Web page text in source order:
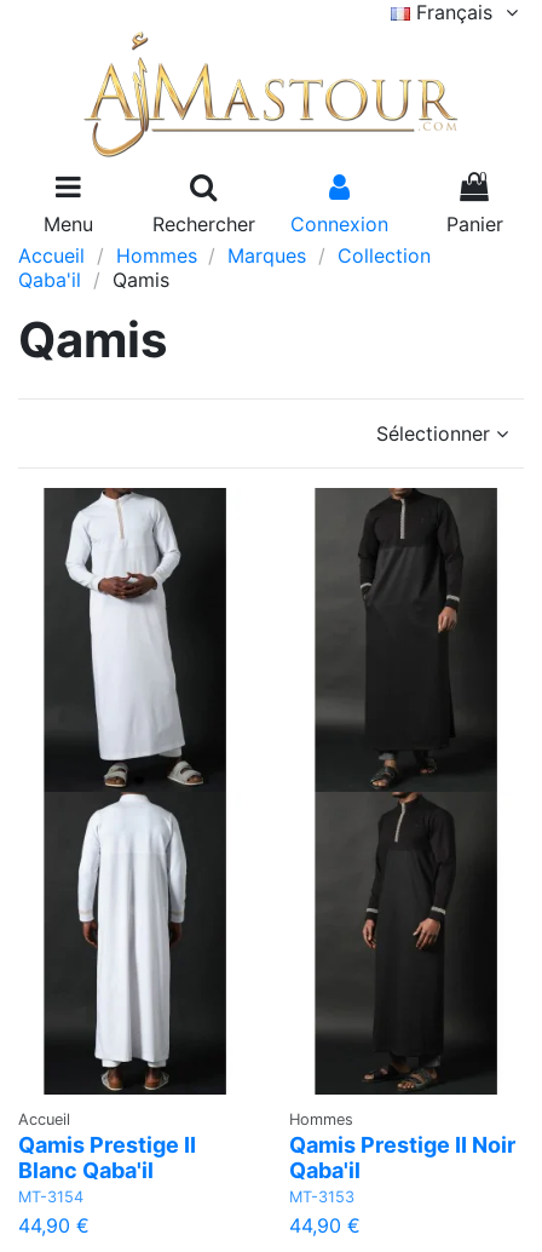
Français
Menu Rechercher Connexion
0
Panier
Accueil
Hommes Marques
Collection
Qaba'il
Qamis
Qamis
Sélectionner
Accueil
Qamis Prestige II
Blanc Qaba'il
MT-3154
44,90 €
Hommes
Qamis Prestige II Noir
Qaba'il
MT-3153
44,90 €